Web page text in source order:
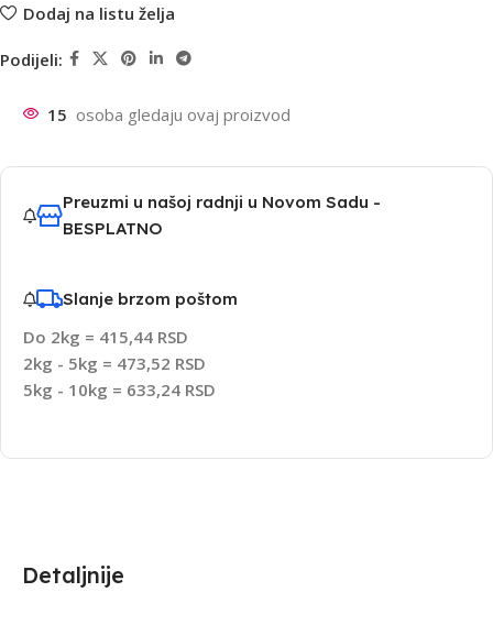
Dodaj na listu želja
Podijeli:
15 osoba gledaju ovaj proizvod
Preuzmi u našoj radnji u Novom Sadu -
BESPLATNO
Slanje brzom poštom
Do 2kg = 415,44 RSD
2kg - 5kg = 473,52 RSD
5kg - 10kg = 633,24 RSD
Detaljnije